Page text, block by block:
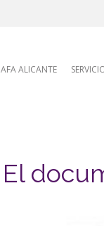
AFA ALICANTE
El